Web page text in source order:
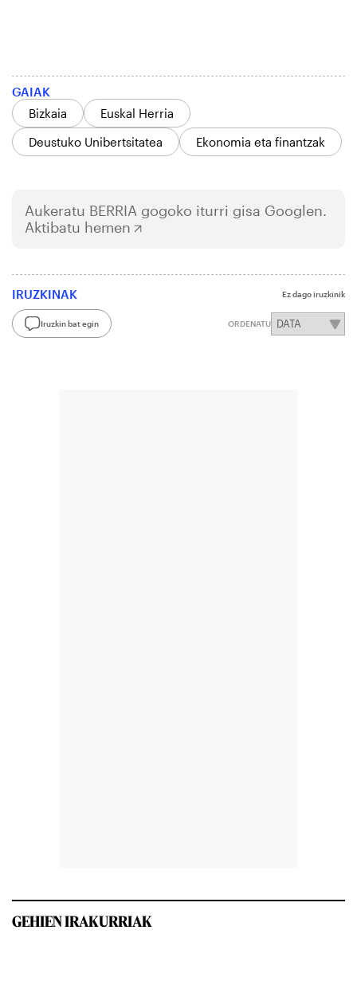
GAIAK
Bizkaia
Euskal Herria
Deustuko Unibertsitatea
Ekonomia eta finantzak
Aukeratu BERRIA gogoko iturri gisa Googlen.
Aktibatu hemen
IRUZKINAK Ez dago iruzkinik
Iruzkin bat egin ORDENATU
GEHIEN IRAKURRIAK